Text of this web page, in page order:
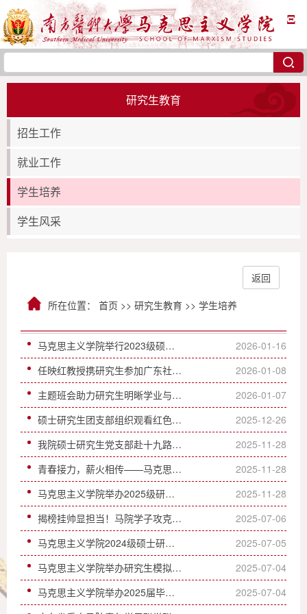
Ξ
研究生教育
招生工作
就业工作
学生培养
学生风采
所在位置： 首页 >> 研究生教育 >> 学生培养
返回
马克思主义学院举行2023级硕士研究生学位论文预答辩会
2026-01-16
任映红教授携研究生参加广东社会学学会成立40周年大会
2026-01-08
主题班会助力研究生明晰学业与职业路径
2026-01-07
硕士研究生团支部组织观看红色电影主题团日活动
2025-12-26
我院硕士研究生党支部赴十九路军淞沪抗日阵亡将士陵园开展主题党日活动
2025-11-28
青春接力，薪火相传——马克思主义学院召开团支部、研究生会干部换届竞选大会
2025-11-28
马克思主义学院举办2025级研究生新生见面会
2025-11-28
揭榜挂帅显担当！马院学子攻克数字伦理难题摘得"挑战杯"全国奖
2025-07-06
马克思主义学院2024级硕士研究生开题报告会圆满举行
2025-07-05
马克思主义学院举办研究生模拟授课比赛
2025-07-04
马克思主义学院举办2025届毕业生欢送会
2025-07-04